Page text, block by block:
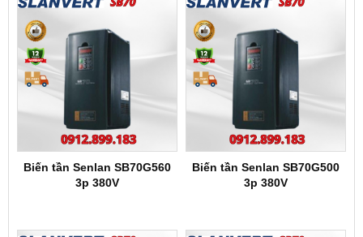
Biến tần Senlan SB70G560
3p 380V
Biến tần Senlan SB70G500
3p 380V